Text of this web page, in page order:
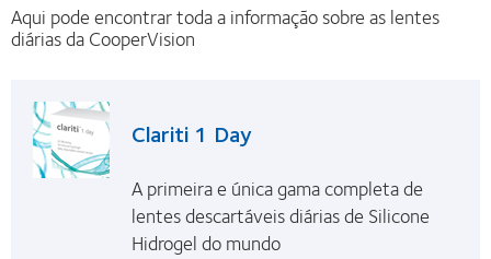
Aqui pode encontrar toda a informação sobre as lentes
diárias da CooperVision
Clariti 1 Day
A primeira e única gama completa de
lentes descartáveis diárias de Silicone
Hidrogel do mundo